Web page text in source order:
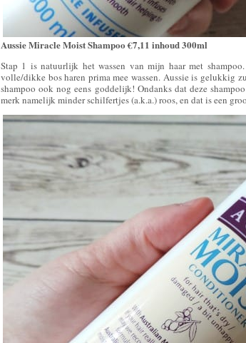
Aussie Miracle Moist Shampoo €7,11 inhoud 300ml
Stap 1 is natuurlijk het wassen van mijn haar met
volle/dikke bos haren prima mee wassen. Aussie is gelukkig
shampoo ook nog eens goddelijk! Ondanks dat deze
merk namelijk minder schilfertjes (a.k.a.) roos, en dat is een